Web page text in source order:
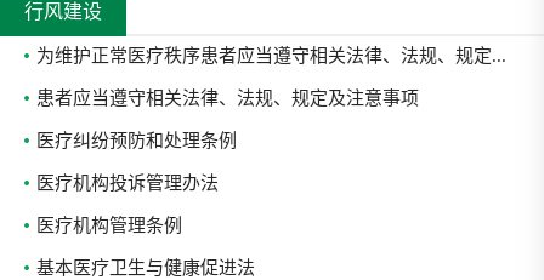
行风建设
为维护正常医疗秩序患者应当遵守相关法律、法规、规定...
患者应当遵守相关法律、法规、规定及注意事项
医疗纠纷预防和处理条例
医疗机构投诉管理办法
医疗机构管理条例
基本医疗卫生与健康促进法